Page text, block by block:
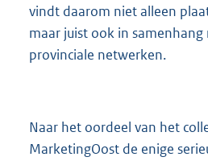
vindt daarom niet alleen
maar juist ook in
provinciale netwerken.
Naar het oordeel van het
MarketingOost de enige